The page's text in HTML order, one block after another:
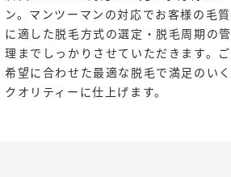
ン。マンツーマンの対応でお客様の毛質
に適した脱毛方式の選定・脱毛周期の管
理までしっかりさせていただきます。ご
希望に合わせた最適な脱毛で満足のいく
クオリティーに仕上げます。